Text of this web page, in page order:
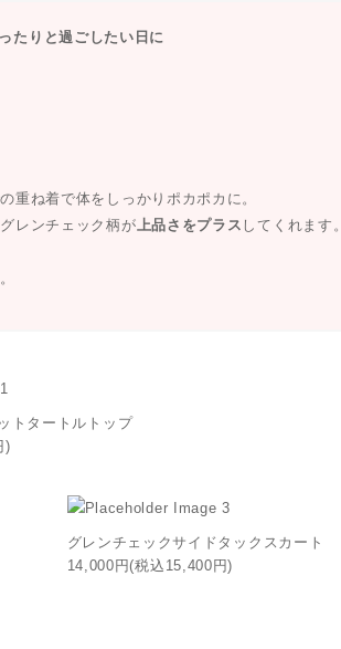
たりと過ごしたい日に
重ね着で体をしっかりポカポカに。
レンチェック柄が上品さをプラス してくれます。
。
トタートルトップ
)
グレンチェックサイドタックスカート
14,000円(税込15,400円)